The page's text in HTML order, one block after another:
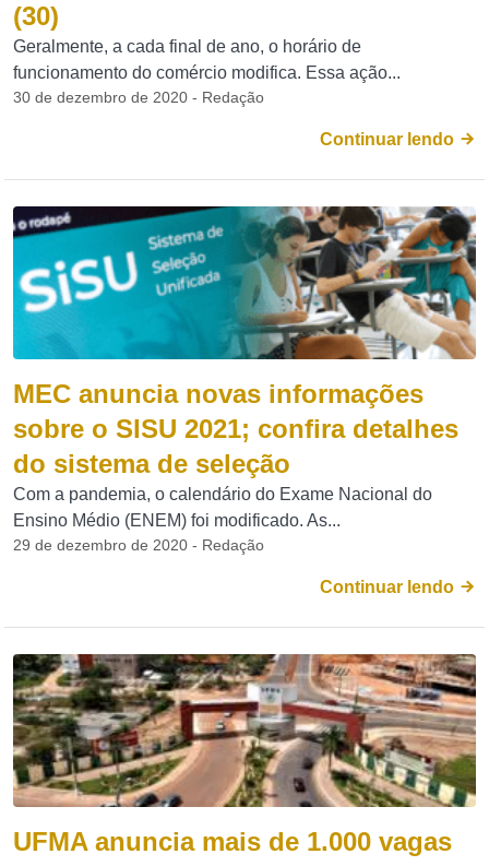
(30)
Geralmente, a cada final de ano, o horário de
funcionamento do comércio modifica. Essa ação...
30 de dezembro de 2020 - Redação
Continuar lendo
MEC anuncia novas informações
sobre o SISU 2021; confira detalhes
do sistema de seleção
Com a pandemia, o calendário do Exame Nacional do
Ensino Médio (ENEM) foi modificado. As...
29 de dezembro de 2020 - Redação
Continuar lendo
UFMA anuncia mais de 1.000 vagas